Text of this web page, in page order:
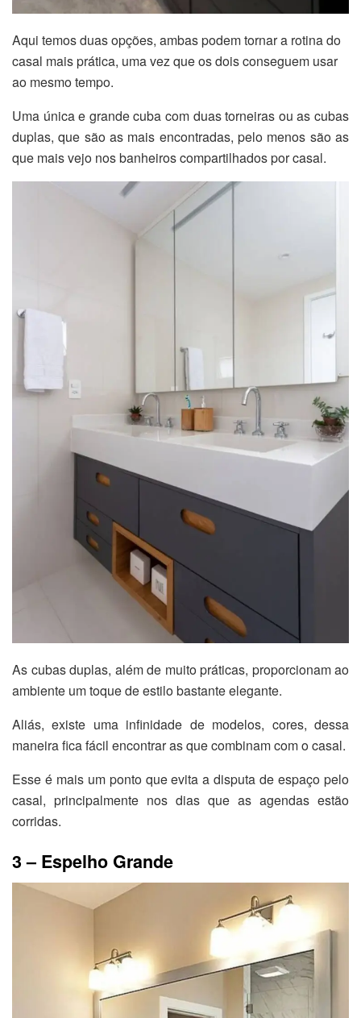
Aqui temos duas opções, ambas podem tornar a rotina do
casal mais prática, uma vez que os dois conseguem usar
ao mesmo tempo.
Uma única e grande cuba com duas torneiras ou as cubas
duplas, que são as mais encontradas, pelo menos são as
que mais vejo nos banheiros compartilhados por casal.
As cubas duplas, além de muito práticas, proporcionam ao
ambiente um toque de estilo bastante elegante.
Aliás, existe uma infinidade de modelos, cores, dessa
maneira fica fácil encontrar as que combinam com o casal.
Esse é mais um ponto que evita a disputa de espaço pelo
casal, principalmente nos dias que as agendas estão
corridas.
3 – Espelho Grande